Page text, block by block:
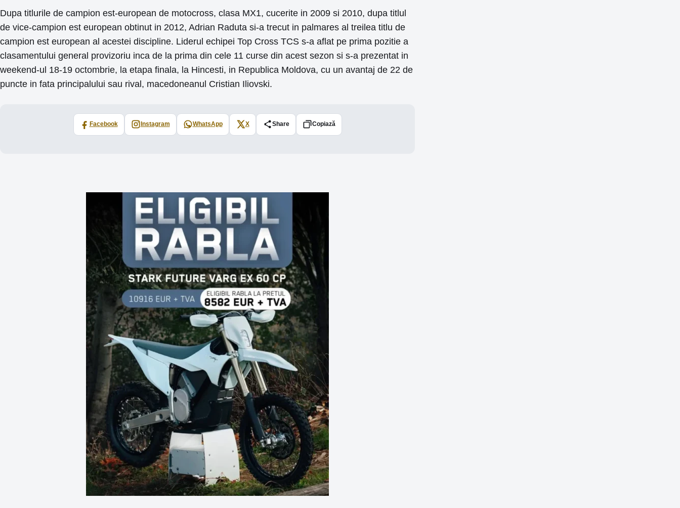
Dupa titlurile de campion est-european de motocross, clasa MX1, cucerite in 2009 si 2010, dupa titlul
de vice-campion est european obtinut in 2012, Adrian Raduta si-a trecut in palmares al treilea titlu de
campion est european al acestei discipline. Liderul echipei Top Cross TCS s-a aflat pe prima pozitie a
clasamentului general provizoriu inca de la prima din cele 11 curse din acest sezon si s-a prezentat in
weekend-ul 18-19 octombrie, la etapa finala, la Hincesti, in Republica Moldova, cu un avantaj de 22 de
puncte in fata principalului sau rival, macedoneanul Cristian Iliovski.
Facebook Instagram WhatsApp X Share Copiază